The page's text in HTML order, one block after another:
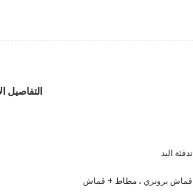
التفاصيل
تدفئة اليد
قماش برونزي ، مطاط + قماش